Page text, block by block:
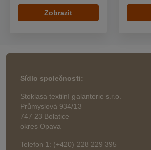
Zobrazit
Sídlo společnosti:
Stoklasa textilní galanterie s.r.o.
Průmyslová 934/13
747 23 Bolatice
okres Opava
Telefon 1: (+420) 228 229 395